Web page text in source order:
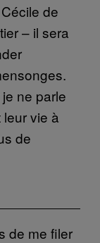
de
– il sera
ne parle
vie à
de
de me filer